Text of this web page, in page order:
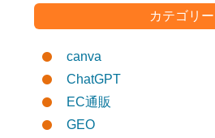
カテゴリー
canva
ChatGPT
EC通販
GEO